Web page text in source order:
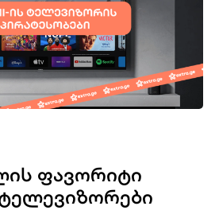
ᲤᲐᲕᲝᲠᲘᲢᲘ
ᲢᲔᲚᲔᲕᲘᲖᲝᲠᲔᲑᲘ